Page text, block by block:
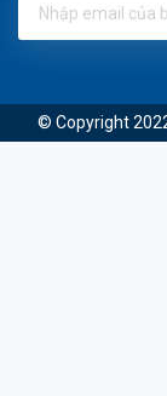
© Copyright